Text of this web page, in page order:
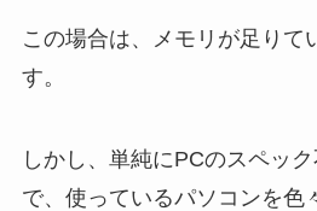
この場合は、メモリが足りて
す。
しかし、単純にPCのスペッ
で、使っているパソコンを色